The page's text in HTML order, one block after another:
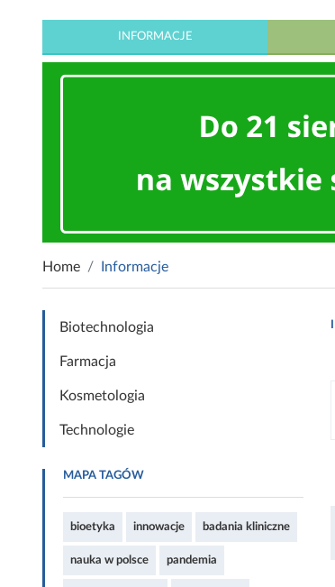
INFORMACJE
Home Informacje
Biotechnologia
Farmacja
Kosmetologia
Technologie
MAPA TAGÓW
bioetyka innowacje badania kliniczne
nauka w polsce pandemia